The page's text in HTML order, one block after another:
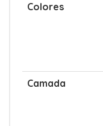
Colores
Camada